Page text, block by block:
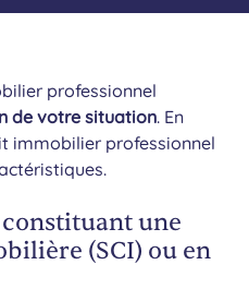
professionnel
de votre situation. En
immobilier professionnel
une
(SCI) ou en